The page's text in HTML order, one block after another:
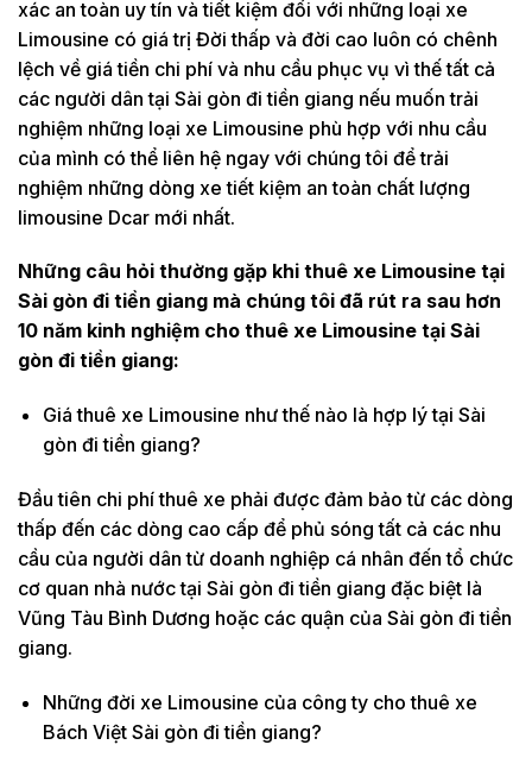
xác an toàn uy tín và tiết kiệm đối với những loại xe
Limousine có giá trị Đời thấp và đời cao luôn có chênh
lệch về giá tiền chi phí và nhu cầu phục vụ vì thế tất cả
các người dân tại Sài gòn đi tiền giang nếu muốn trải
nghiệm những loại xe Limousine phù hợp với nhu cầu
của mình có thể liên hệ ngay với chúng tôi để trải
nghiệm những dòng xe tiết kiệm an toàn chất lượng
limousine Dcar mới nhất.
Những câu hỏi thường gặp khi thuê xe Limousine tại
Sài gòn đi tiền giang mà chúng tôi đã rút ra sau hơn
10 năm kinh nghiệm cho thuê xe Limousine tại Sài
gòn đi tiền giang:
Giá thuê xe Limousine như thế nào là hợp lý tại Sài
gòn đi tiền giang?
Đầu tiên chi phí thuê xe phải được đảm bảo từ các dòng
thấp đến các dòng cao cấp để phủ sóng tất cả các nhu
cầu của người dân từ doanh nghiệp cá nhân đến tổ chức
cơ quan nhà nước tại Sài gòn đi tiền giang đặc biệt là
Vũng Tàu Bình Dương hoặc các quận của Sài gòn đi tiền
giang.
Những đời xe Limousine của công ty cho thuê xe
Bách Việt Sài gòn đi tiền giang?